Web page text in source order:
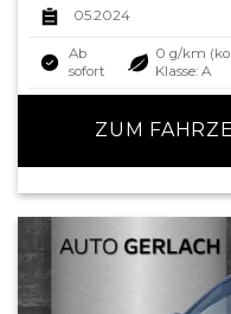
05.2024
Ab
sofort
0 g/km
Klasse: A
ZUM